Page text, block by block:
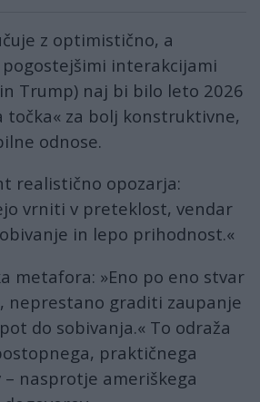
z optimistično, a
interakcijami
Trump) naj bi bilo leto 2026
točka« za bolj konstruktivne,
odnose.
realistično opozarja:
vrniti v preteklost, vendar
in lepo prihodnost.«
metafora: »Eno po eno stvar
neprestano graditi zaupanje
do sobivanja.« To odraža
praktičnega
– nasprotje ameriškega